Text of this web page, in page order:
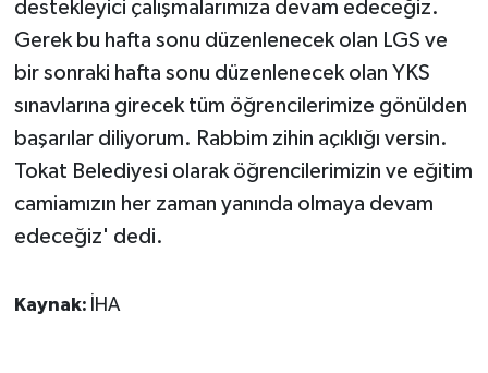
destekleyici çalışmalarımıza devam edeceğiz.
Gerek bu hafta sonu düzenlenecek olan LGS ve
bir sonraki hafta sonu düzenlenecek olan YKS
sınavlarına girecek tüm öğrencilerimize gönülden
başarılar diliyorum. Rabbim zihin açıklığı versin.
Tokat Belediyesi olarak öğrencilerimizin ve eğitim
camiamızın her zaman yanında olmaya devam
edeceğiz' dedi.
Kaynak: İHA